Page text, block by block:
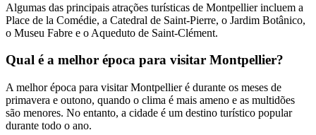
Algumas das principais atrações turísticas de Montpellier incluem a
Place de la Comédie, a Catedral de Saint-Pierre, o Jardim Botânico,
o Museu Fabre e o Aqueduto de Saint-Clément.
Qual é a melhor época para visitar Montpellier?
A melhor época para visitar Montpellier é durante os meses de
primavera e outono, quando o clima é mais ameno e as multidões
são menores. No entanto, a cidade é um destino turístico popular
durante todo o ano.